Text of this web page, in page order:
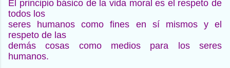
El principio básico de la vida moral es el respeto de
todos los
seres humanos como fines en sí mismos y el
respeto de las
demás cosas como medios para los seres
humanos.